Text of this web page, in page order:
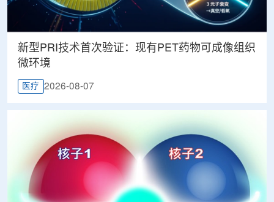
新型PRI技术首次验证：现有PET药物可成像组织
微环境
医疗 2026-08-07